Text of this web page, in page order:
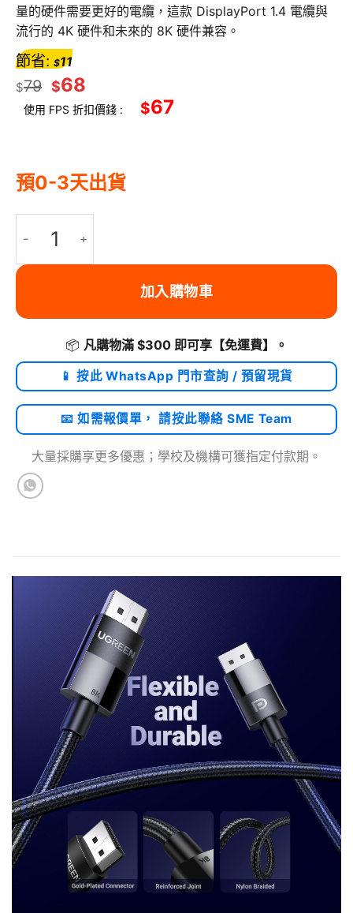
量的硬件需要更好的電纜，這款 DisplayPort 1.4 電纜與
流行的 4K 硬件和未來的 8K 硬件兼容。
$79 $68
節省: $11
使用 FPS 折扣價錢 : $67
預0-3天出貨
加入購物車
📦 凡購物滿 $300 即可享 【免運費】 。
📱 按此 WhatsApp 門市查詢 / 預留現貨
📧 如需報價單， 請按此聯絡 SME Team
大量採購享更多優惠；學校及機構可獲指定付款期。